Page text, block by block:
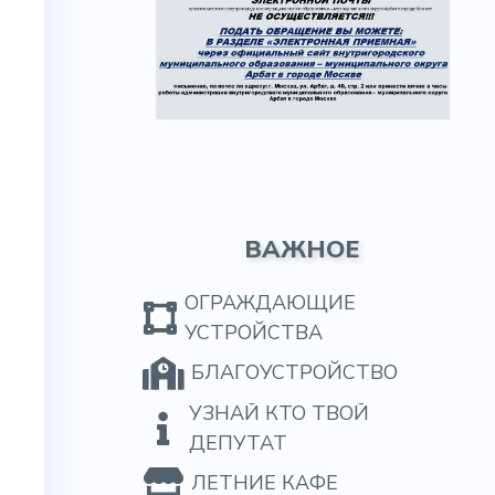
ВАЖНОЕ
ОГРАЖДАЮЩИЕ
УСТРОЙСТВА
БЛАГОУСТРОЙСТВО
УЗНАЙ КТО ТВОЙ
ДЕПУТАТ
ЛЕТНИЕ КАФЕ